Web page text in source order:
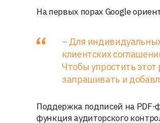
На первых порах Google
– Для
клиентских
Чтобы упростить
запрашивать и
Поддержка подписей на PDF-
функция аудиторского